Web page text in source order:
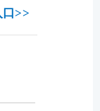
口>>